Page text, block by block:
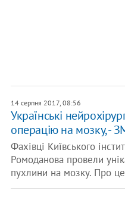
14 серпня 2017, 08:56
Українські
операцію на мозку, -
Фахівці Київського
Ромоданова провели
пухлини на мозку. Про